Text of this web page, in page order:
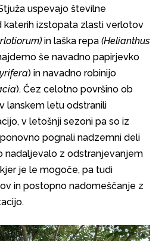
uspevajo številne
katerih izstopata zlasti verlotov
in laška repa (Helianthus
še navadno papirjevko
) in navadno robinijo
). Čez celotno površino ob
lanskem letu odstranili
v letošnji sezoni pa so iz
pognali nadzemni deli
nadaljevalo z odstranjevanjem
je le mogoče, pa tudi
in postopno nadomeščanje z